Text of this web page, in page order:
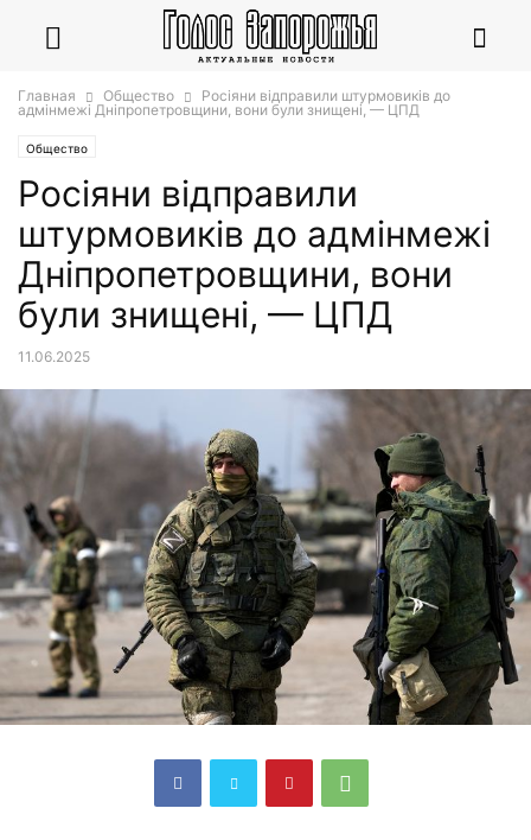
Главная Общество
Росіяни відправили штурмовиків до
адмінмежі Дніпропетровщини, вони були знищені, — ЦПД
Общество
Росіяни відправили
штурмовиків до адмінмежі
Дніпропетровщини, вони
були знищені, — ЦПД
11.06.2025